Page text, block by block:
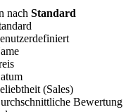
nach Standard
(Sales)
Bewertung